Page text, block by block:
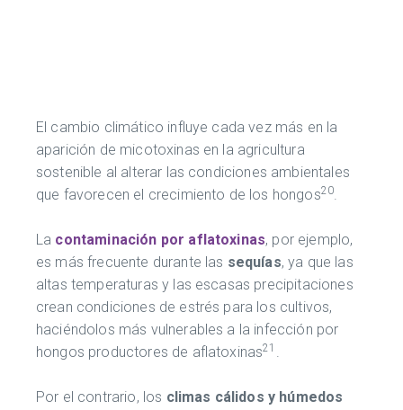
El cambio climático influye cada vez más en la
aparición de micotoxinas en la agricultura
sostenible al alterar las condiciones ambientales
que favorecen el crecimiento de los hongos20.
La contaminación por aflatoxinas, por ejemplo,
es más frecuente durante las sequías, ya que las
altas temperaturas y las escasas precipitaciones
crean condiciones de estrés para los cultivos,
haciéndolos más vulnerables a la infección por
hongos productores de aflatoxinas21 .
Por el contrario, los climas cálidos y húmedos